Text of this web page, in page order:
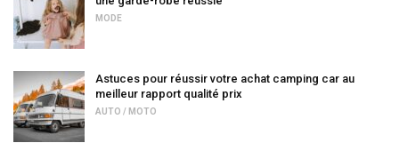
MODE
Astuces pour réussir votre achat camping car au
meilleur rapport qualité prix
AUTO / MOTO